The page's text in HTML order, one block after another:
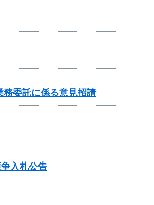
務委託に係る意見招請
入札公告